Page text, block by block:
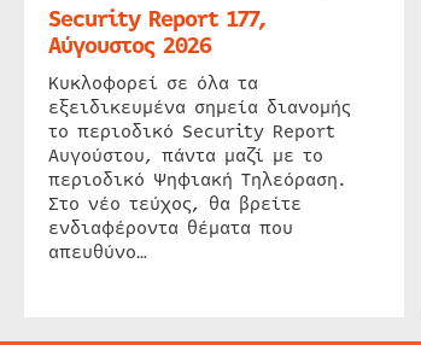
Security Report 177,
Αύγουστος 2026
Κυκλοφορεί σε όλα τα
εξειδικευμένα σημεία διανομής
το περιοδικό Security Report
Αυγούστου, πάντα μαζί με το
περιοδικό Ψηφιακή Τηλεόραση.
Στο νέο τεύχος, θα βρείτε
ενδιαφέροντα θέματα που
απευθύνο…